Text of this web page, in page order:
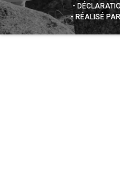
RÉALISÉ